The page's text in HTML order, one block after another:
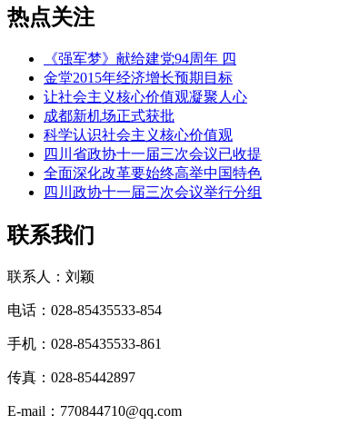
热点关注
《强军梦》献给建党94周年 四
金堂2015年经济增长预期目标
让社会主义核心价值观凝聚人心
成都新机场正式获批
科学认识社会主义核心价值观
四川省政协十一届三次会议已收提
全面深化改革要始终高举中国特色
四川政协十一届三次会议举行分组
联系我们
联系人：刘颖
电话：028-85435533-854
手机：028-85435533-861
传真：028-85442897
E-mail：770844710@qq.com